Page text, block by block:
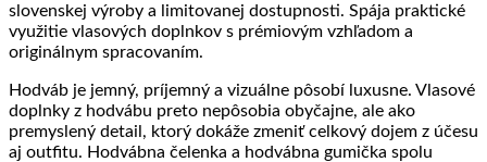
slovenskej výroby a limitovanej dostupnosti. Spája praktické
využitie vlasových doplnkov s prémiovým vzhľadom a
originálnym spracovaním.
Hodváb je jemný, príjemný a vizuálne pôsobí luxusne. Vlasové
doplnky z hodvábu preto nepôsobia obyčajne, ale ako
premyslený detail, ktorý dokáže zmeniť celkový dojem z účesu
aj outfitu. Hodvábna čelenka a hodvábna gumička spolu